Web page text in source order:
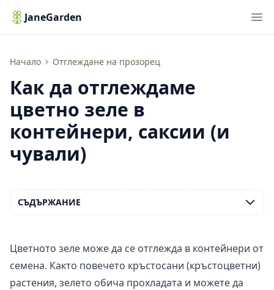
JaneGarden
Начало Отглеждане на прозорец
Как да отглеждаме цветно зеле вкъщи
Как да отглеждаме
цветно зеле в
контейнери, саксии (и
чували)
Цветното зеле може да се отглежда в контейнери от
семена. Както повечето кръстосани (кръстоцветни)
растения, зелето обича прохладата и можете да
СЪДЪРЖАНИЕ